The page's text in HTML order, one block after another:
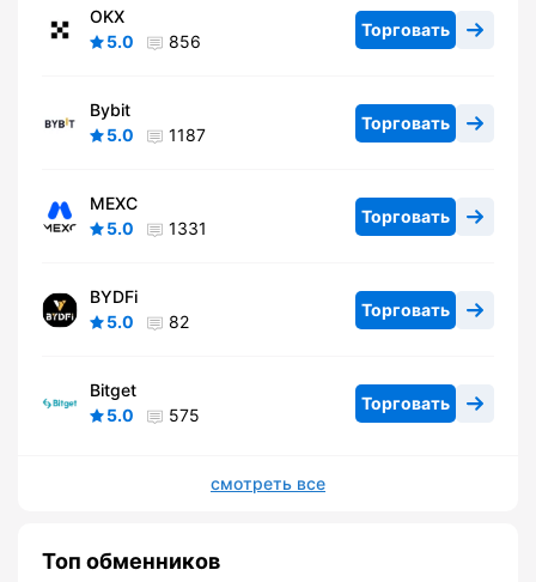
OKX
5.0
856
Торговать
Bybit
5.0
1187
Торговать
MEXC
5.0
1331
Торговать
BYDFi
5.0
82
Торговать
Bitget
5.0
575
Торговать
смотреть все
Топ обменников